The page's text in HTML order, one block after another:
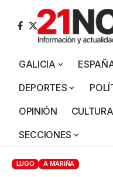
GALICIA
DEPORTES
OPINIÓN
CULTURA
SECCIONES
LUGO A MARIÑA